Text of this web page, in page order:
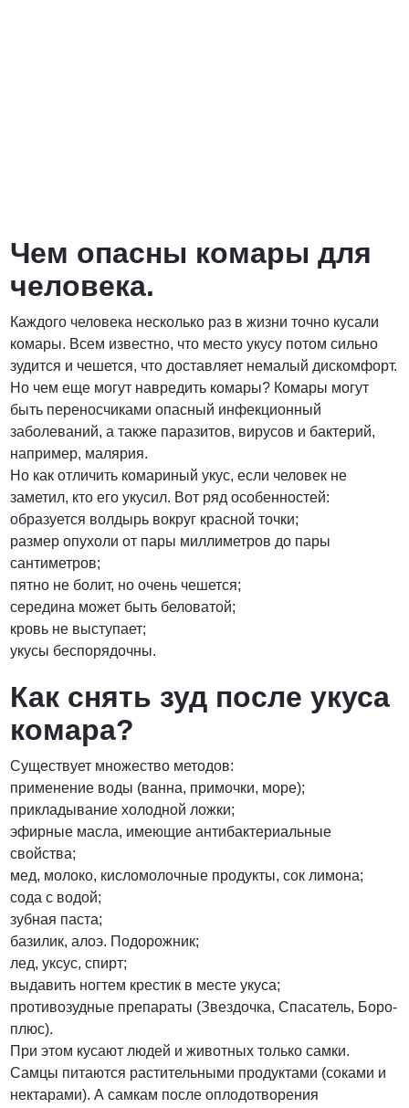
от 15 рублей за 1 км
ПОЗВОНИТЬ
Чем опасны комары для
человека.
Каждого человека несколько раз в жизни точно кусали
комары. Всем известно, что место укусу потом сильно
зудится и чешется, что доставляет немалый дискомфорт.
Но чем еще могут навредить комары? Комары могут
быть переносчиками опасный инфекционный
заболеваний, а также паразитов, вирусов и бактерий,
например, малярия.
Но как отличить комариный укус, если человек не
заметил, кто его укусил. Вот ряд особенностей:
образуется волдырь вокруг красной точки;
размер опухоли от пары миллиметров до пары
сантиметров;
пятно не болит, но очень чешется;
середина может быть беловатой;
кровь не выступает;
укусы беспорядочны.
Как снять зуд после укуса
комара?
Существует множество методов:
применение воды (ванна, примочки, море);
прикладывание холодной ложки;
эфирные масла, имеющие антибактериальные
свойства;
мед, молоко, кисломолочные продукты, сок лимона;
сода с водой;
зубная паста;
базилик, алоэ. Подорожник;
лед, уксус, спирт;
выдавить ногтем крестик в месте укуса;
противозудные препараты (Звездочка, Спасатель, Боро-
плюс).
При этом кусают людей и животных только самки.
Самцы питаются растительными продуктами (соками и
нектарами). А самкам после оплодотворения